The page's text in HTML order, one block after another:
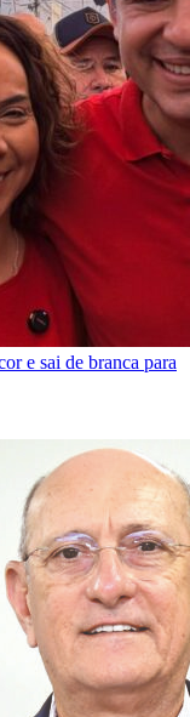
e sai de branca para